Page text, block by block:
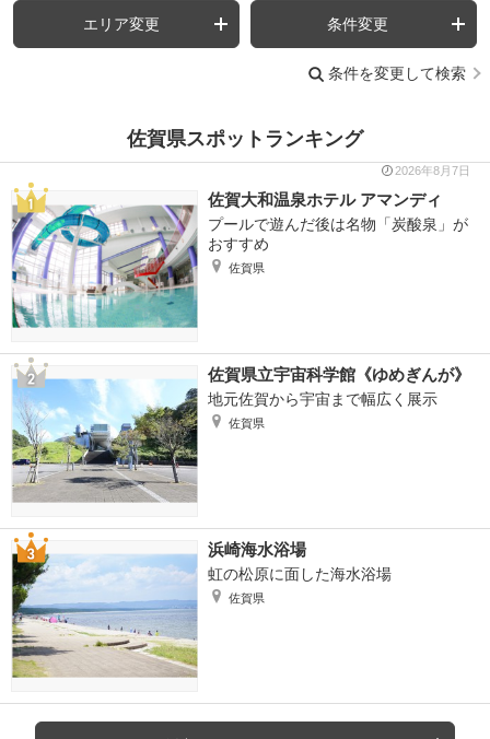
エリア変更 条件変更
条件を変更して検索
佐賀県スポットランキング
2026年8月7日
佐賀大和温泉ホテル アマンディ
プールで遊んだ後は名物「炭酸泉」が
おすすめ
佐賀県
佐賀県立宇宙科学館《ゆめぎんが》
地元佐賀から宇宙まで幅広く展示
佐賀県
浜崎海水浴場
虹の松原に面した海水浴場
佐賀県